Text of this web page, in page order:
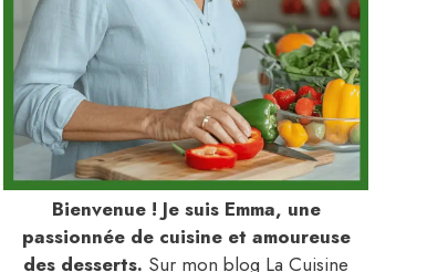
Bienvenue ! Je suis Emma, une
passionnée de cuisine et amoureuse
des desserts. Sur mon blog La Cuisine